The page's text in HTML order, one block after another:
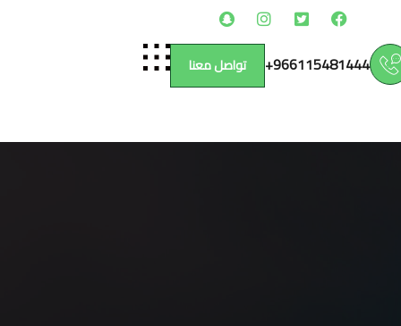
966115481444+ تواصل معنا